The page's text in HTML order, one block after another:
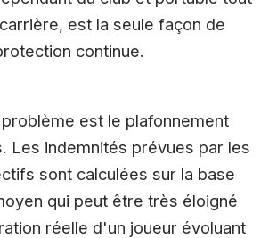
est la seule façon de
continue.
est le plafonnement
Les indemnités prévues par les
sont calculées sur la base
qui peut être très éloigné
réelle d'un joueur évoluant